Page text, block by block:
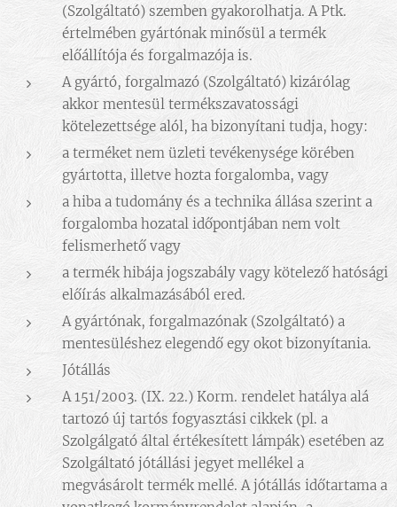
(Szolgáltató) szemben gyakorolhatja. A Ptk.
értelmében gyártónak minősül a termék
előállítója és forgalmazója is.
A gyártó, forgalmazó (Szolgáltató) kizárólag
akkor mentesül termékszavatossági
kötelezettsége alól, ha bizonyítani tudja, hogy:
a terméket nem üzleti tevékenysége körében
gyártotta, illetve hozta forgalomba, vagy
a hiba a tudomány és a technika állása szerint a
forgalomba hozatal időpontjában nem volt
felismerhető vagy
a termék hibája jogszabály vagy kötelező hatósági
előírás alkalmazásából ered.
A gyártónak, forgalmazónak (Szolgáltató) a
mentesüléshez elegendő egy okot bizonyítania.
Jótállás
A 151/2003. (IX. 22.) Korm. rendelet hatálya alá
tartozó új tartós fogyasztási cikkek (pl. a
Szolgálgató által értékesített lámpák) esetében az
Szolgáltató jótállási jegyet mellékel a
megvásárolt termék mellé. A jótállás időtartama a